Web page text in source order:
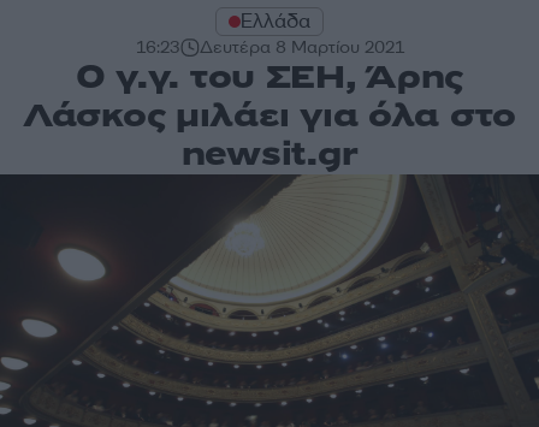
Ελλάδα
16:23 Δευτέρα 8 Μαρτίου 2021
Ο γ.γ. του ΣΕΗ, Άρης
Λάσκος μιλάει για όλα στο
newsit.gr